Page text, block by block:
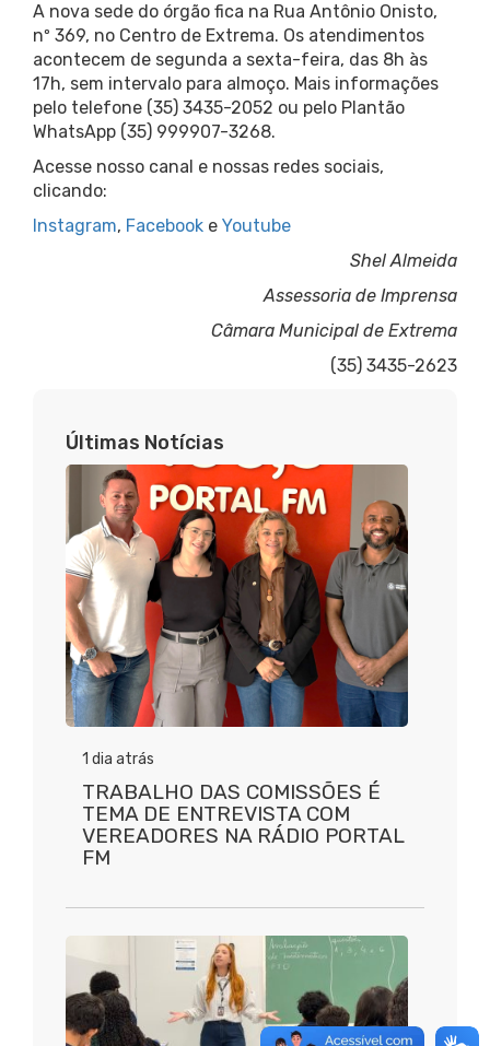
A nova sede do órgão fica na Rua Antônio Onisto,
nº 369, no Centro de Extrema. Os atendimentos
acontecem de segunda a sexta-feira, das 8h às
17h, sem intervalo para almoço. Mais informações
pelo telefone (35) 3435-2052 ou pelo Plantão
WhatsApp (35) 999907-3268.
Acesse nosso canal e nossas redes sociais,
clicando:
Instagram, Facebook e Youtube
Shel Almeida
Assessoria de Imprensa
Câmara Municipal de Extrema
(35) 3435-2623
Últimas Notícias
1 dia atrás
TRABALHO DAS COMISSÕES É
TEMA DE ENTREVISTA COM
VEREADORES NA RÁDIO PORTAL
FM